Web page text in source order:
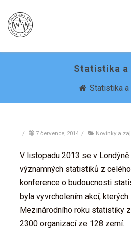
Statistika a
Statistika a
/ 7 července, 2014 / Novinky a
V listopadu 2013 se v
významných statistiků z
konference o budoucnosti
byla vyvrcholením akcí,
Mezinárodního roku statistiky
2300 organizací ze 128 zemí.